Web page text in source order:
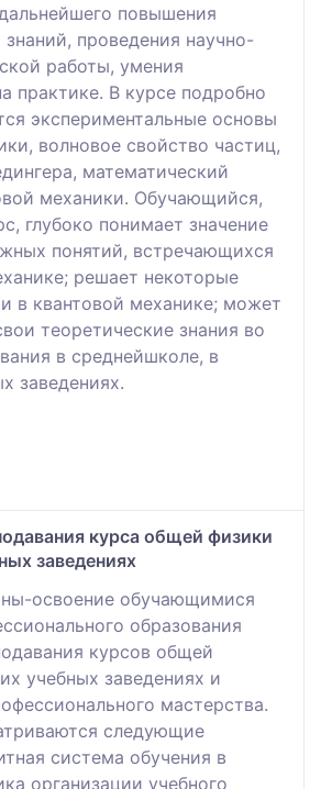
повышения
проведения научно-
работы, умения
практике. В курсе подробно
экспериментальные основы
волновое свойство частиц,
математический
механики. Обучающийся,
глубоко понимает значение
понятий, встречающихся
решает некоторые
в квантовой механике; может
теоретические знания во
в среднейшколе, в
заведениях.
курса общей физики
заведениях
освоение обучающимися
образования
курсов общей
учебных заведениях и
мастерства.
следующие
система обучения в
организации учебного